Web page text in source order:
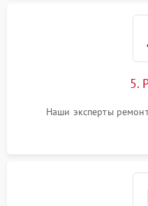
5.
Наши эксперты